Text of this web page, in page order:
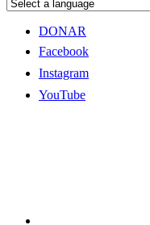
DONAR
Facebook
Instagram
YouTube